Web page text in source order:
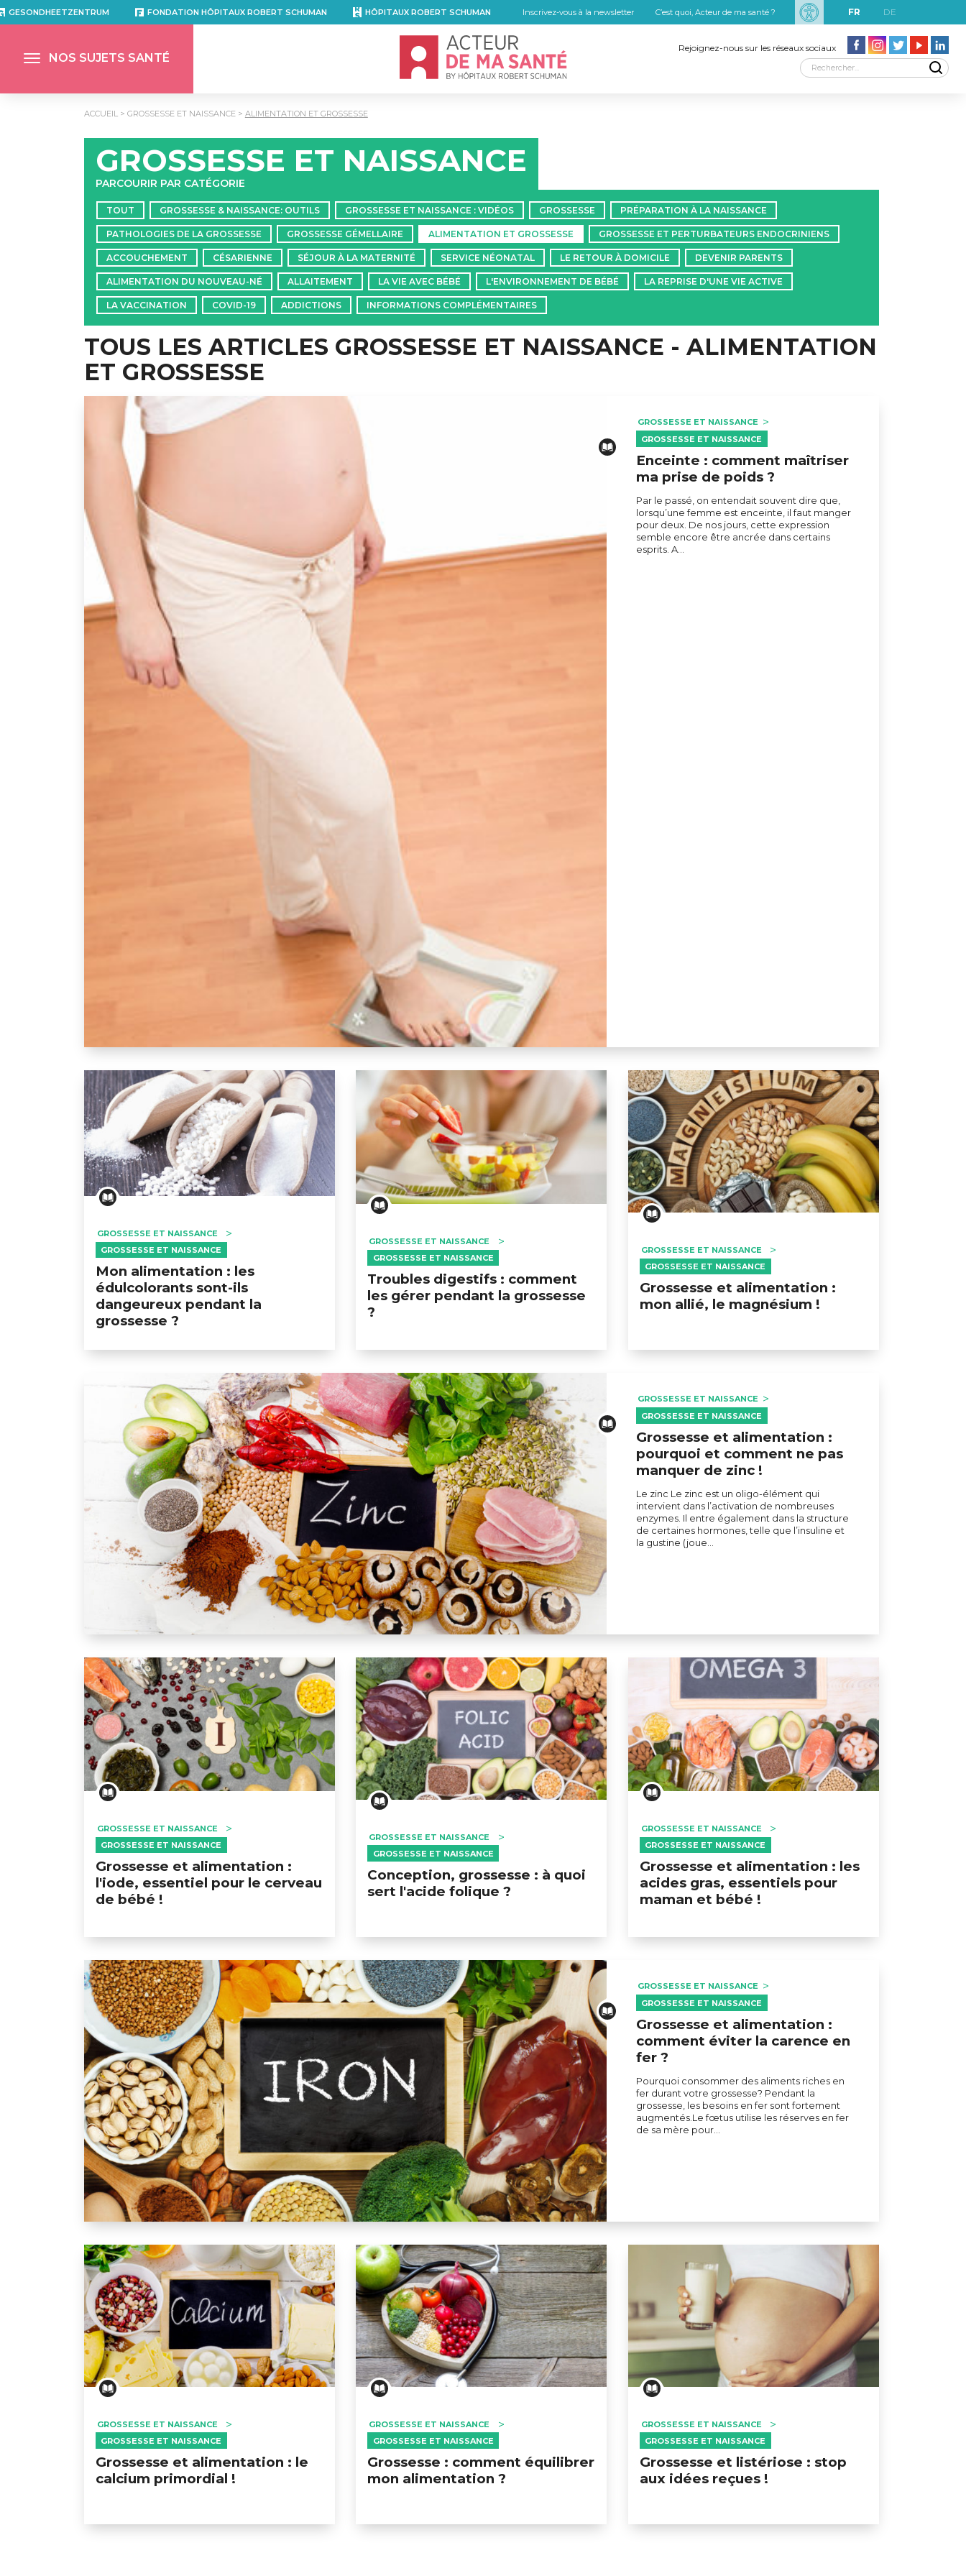
GESONDHEETZENTRUM FONDATION HÔPITAUX ROBERT SCHUMAN HÔPITAUX ROBERT SCHUMAN Inscrivez-vous à la newsletter C’est quoi, Acteur de ma santé ? FR DE
NOS SUJETS SANTÉ
Accueil - Acteur de ma santé, by HôpitauxRobert SchumanRejoignez-nous sur les réseaux sociaux
FONDATION HÔPITAUX ROBERT SCHUMAN HÔPITAUX ROBERT SCHUMAN
ACCUEIL GROSSESSE ET NAISSANCE ALIMENTATION ET GROSSESSE
GROSSESSE ET NAISSANCE
PARCOURIR PAR CATÉGORIE
TOUT GROSSESSE & NAISSANCE: OUTILS GROSSESSE ET NAISSANCE : VIDÉOS GROSSESSE PRÉPARATION À LA NAISSANCE
PATHOLOGIES DE LA GROSSESSE GROSSESSE GÉMELLAIRE ALIMENTATION ET GROSSESSE GROSSESSE ET PERTURBATEURS ENDOCRINIENS
ACCOUCHEMENT CÉSARIENNE SÉJOUR À LA MATERNITÉ SERVICE NÉONATAL LE RETOUR À DOMICILE DEVENIR PARENTS
ALIMENTATION DU NOUVEAU-NÉ ALLAITEMENT LA VIE AVEC BÉBÉ L'ENVIRONNEMENT DE BÉBÉ LA REPRISE D'UNE VIE ACTIVE
LA VACCINATION COVID-19 ADDICTIONS INFORMATIONS COMPLÉMENTAIRES
TOUS LES ARTICLES GROSSESSE ET NAISSANCE - ALIMENTATION
ET GROSSESSE
GROSSESSE ET NAISSANCE
GROSSESSE ET NAISSANCE
Enceinte : comment maîtriser
ma prise de poids ?
Par le passé, on entendait souvent dire que,
lorsqu’une femme est enceinte, il faut manger
pour deux. De nos jours, cette expression
semble encore être ancrée dans certains
esprits. A…
GROSSESSE ET NAISSANCE
GROSSESSE ET NAISSANCE
Mon alimentation : les
édulcolorants sont-ils
dangeureux pendant la
grossesse ?
GROSSESSE ET NAISSANCE
GROSSESSE ET NAISSANCE
Troubles digestifs : comment
les gérer pendant la grossesse
?
GROSSESSE ET NAISSANCE
GROSSESSE ET NAISSANCE
Grossesse et alimentation :
mon allié, le magnésium !
GROSSESSE ET NAISSANCE
GROSSESSE ET NAISSANCE
Grossesse et alimentation :
pourquoi et comment ne pas
manquer de zinc !
Le zinc Le zinc est un oligo-élément qui
intervient dans l’activation de nombreuses
enzymes. Il entre également dans la structure
de certaines hormones, telle que l’insuline et
la gustine (joue…
GROSSESSE ET NAISSANCE
GROSSESSE ET NAISSANCE
Grossesse et alimentation :
l'iode, essentiel pour le cerveau
de bébé !
GROSSESSE ET NAISSANCE
GROSSESSE ET NAISSANCE
Conception, grossesse : à quoi
sert l'acide folique ?
GROSSESSE ET NAISSANCE
GROSSESSE ET NAISSANCE
Grossesse et alimentation : les
acides gras, essentiels pour
maman et bébé !
GROSSESSE ET NAISSANCE
GROSSESSE ET NAISSANCE
Grossesse et alimentation :
comment éviter la carence en
fer ?
Pourquoi consommer des aliments riches en
fer durant votre grossesse? Pendant la
grossesse, les besoins en fer sont fortement
augmentés.Le fœtus utilise les réserves en fer
de sa mère pour…
GROSSESSE ET NAISSANCE
GROSSESSE ET NAISSANCE
Grossesse et alimentation : le
calcium primordial !
GROSSESSE ET NAISSANCE
GROSSESSE ET NAISSANCE
Grossesse : comment équilibrer
mon alimentation ?
GROSSESSE ET NAISSANCE
GROSSESSE ET NAISSANCE
Grossesse et listériose : stop
aux idées reçues !